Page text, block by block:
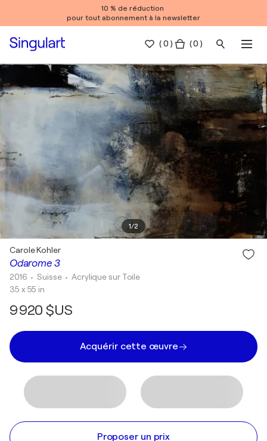
10 % de réduction
pour tout abonnement à la newsletter
(0 ) ( 0 )
1/2
Odarome 3
Carole Kohler
2016 • Suisse •Acrylique sur Toile
35 x 55 in
9 920 $US
Acquérir cette œuvre
Proposer un prix